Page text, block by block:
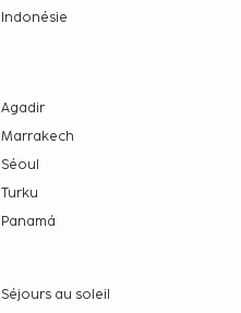
Indonésie
Agadir
Marrakech
Séoul
Turku
Panamá
Séjours au soleil